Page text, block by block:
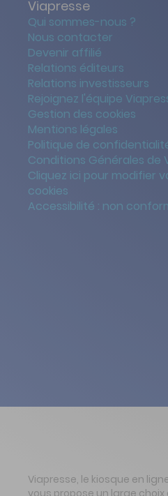
Viapresse
Qui sommes-nous ?
Nous contacter
Devenir affilié
Relations éditeurs
Relations investisseurs
Rejoignez l'équipe
Gestion des cookies
Mentions légales
Politique de
Conditions Générales de
Cliquez ici pour modifier
cookies
Accessibilité : non
Viapresse, le kiosque en